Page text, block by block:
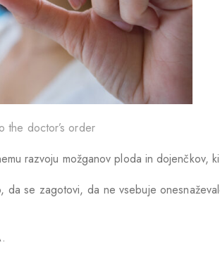
the doctor’s order
razvoju možganov ploda in dojenčkov,
se zagotovi, da ne vsebuje